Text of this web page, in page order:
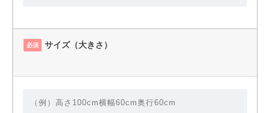
必須 サイズ（大きさ）